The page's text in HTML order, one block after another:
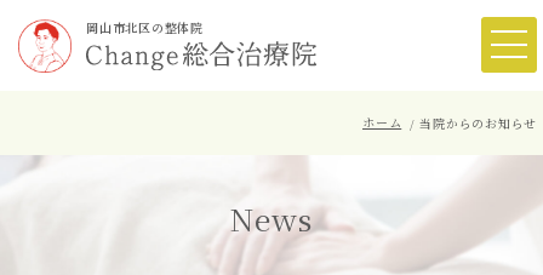
岡山市北区の整体院
ホーム 当院からのお知らせ
News